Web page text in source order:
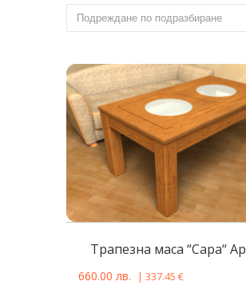
Tрапезна масa “Сара“
660.00 лв. | 337.45 €